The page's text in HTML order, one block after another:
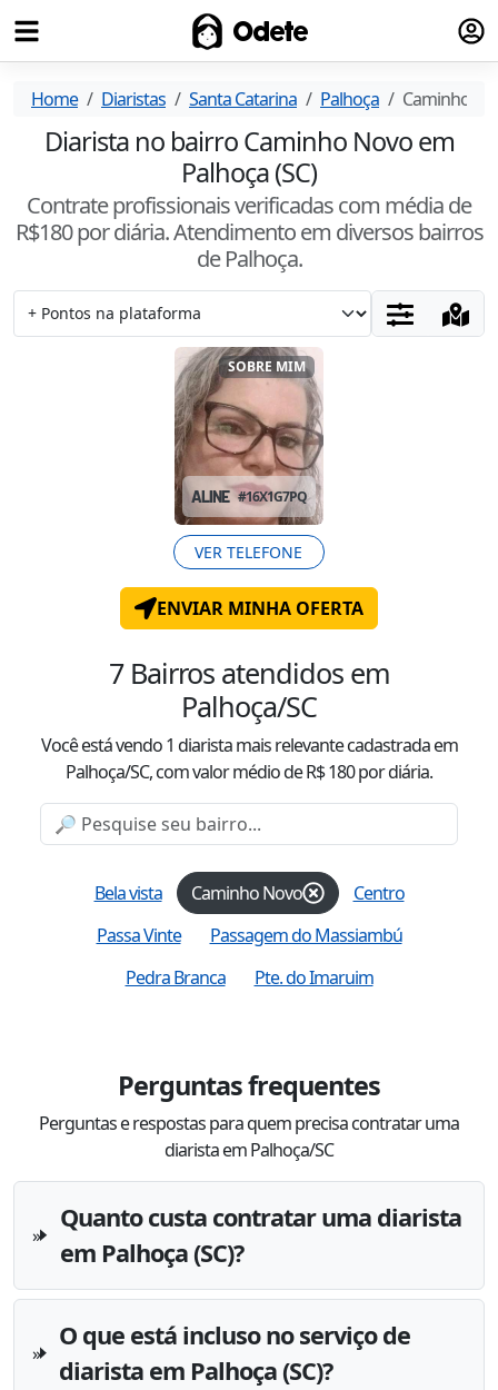
Odete
Home Diaristas Santa Catarina Palhoça Caminho
Diarista no bairro Caminho Novo em
Palhoça (SC)
Contrate profissionais verificadas com média de
R$180por diária. Atendimentoem diversos bairros
de Palhoça.
SOBRE MIM
ALINE #16X1G7PQ
VER TELEFONE
ENVIAR MINHA OFERTA
7 Bairros atendidos em
Palhoça/SC
Você está vendo1 diarista mais relevante cadastrada em
Palhoça/SC, com valormédiode R$180por diária.
Bela vista Caminho Novo
Centro
Passa Vinte
Passagem do Massiambú
Pedra Branca
Pte. do Imaruim
Perguntas frequentes
Perguntas e respostas para quem precisa contratar uma
diarista em Palhoça/SC
Quanto custa contratar uma diarista
em Palhoça (SC)?
O que está incluso no serviço de
diarista em Palhoça (SC)?